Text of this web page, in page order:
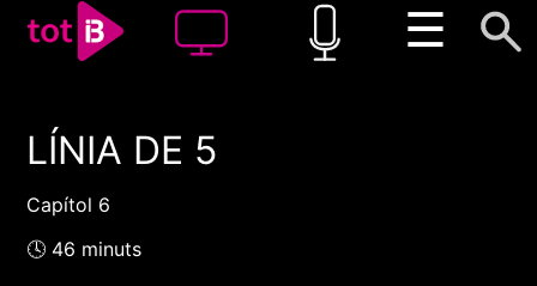
☰
00:00 00:00
LÍNIA DE 5
Capítol 6
🕓 46 minuts